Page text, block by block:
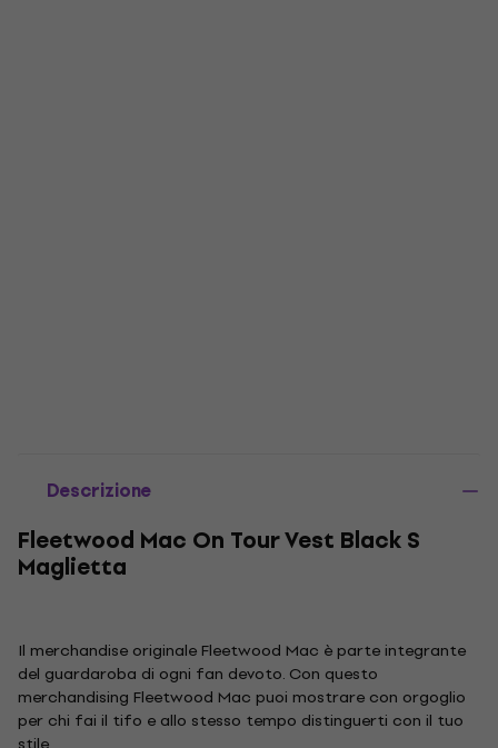
Descrizione
Fleetwood Mac On Tour Vest Black S
Maglietta
Il merchandise originale Fleetwood Mac è parte integrante
del guardaroba di ogni fan devoto. Con questo
merchandising Fleetwood Mac puoi mostrare con orgoglio
per chi fai il tifo e allo stesso tempo distinguerti con il tuo